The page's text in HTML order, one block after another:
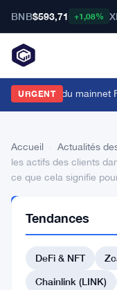
BNB$593,71 +1,08%
URGENT
lancement du mainnet
Accueil Actualités
les actifs des clients
ce que cela signifie
DES
ALTCOINS
Binance
autorisé
Tendances
DeFi & NFT
Chainlink (LINK)